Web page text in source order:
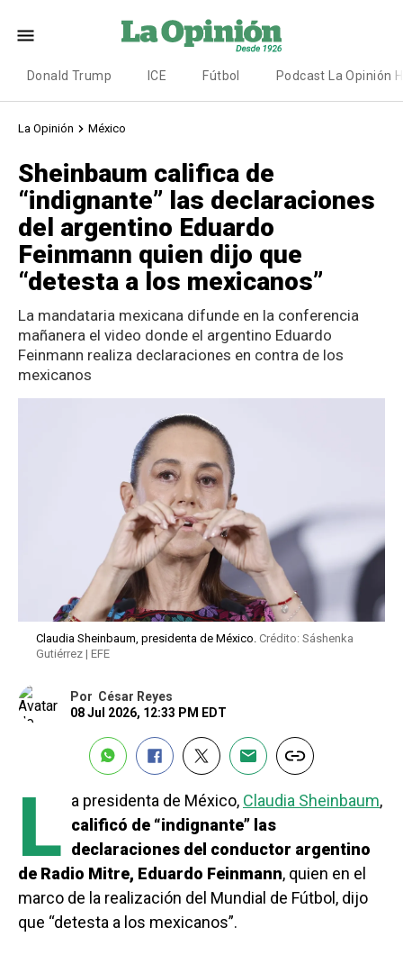
Donald Trump ICE Fútbol Podcast La Opinión
La Opinión México
Sheinbaum califica de
“indignante” las declaraciones
del argentino Eduardo
Feinmann quien dijo que
“detesta a los mexicanos”
La mandataria mexicana difunde en la conferencia
mañanera el video donde el argentino Eduardo
Feinmann realiza declaraciones en contra de los
mexicanos
Claudia Sheinbaum, presidenta de México. Crédito: Sáshenka
Gutiérrez | EFE
Por César Reyes
08 Jul 2026, 12:33 PM EDT
L a presidenta de México, Claudia Sheinbaum,
calificó de “indignante” las
declaraciones del conductor argentino
de Radio Mitre, Eduardo Feinmann, quien en el
marco de la realización del Mundial de Fútbol, dijo
que “detesta a los mexicanos”.